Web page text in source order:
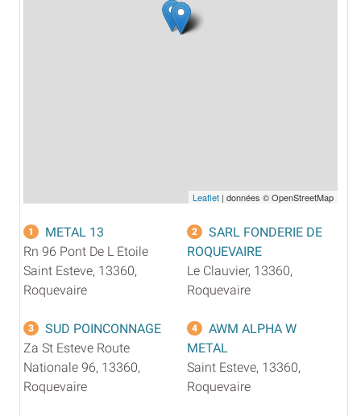
Leaflet | données © OpenStreetMap
1
METAL 13
Rn 96 Pont De L Etoile
Saint Esteve, 13360,
Roquevaire
2
SARL FONDERIE DE
ROQUEVAIRE
Le Clauvier, 13360,
Roquevaire
3
SUD POINCONNAGE
Za St Esteve Route
Nationale 96, 13360,
Roquevaire
4
AWM ALPHA W
METAL
Saint Esteve, 13360,
Roquevaire